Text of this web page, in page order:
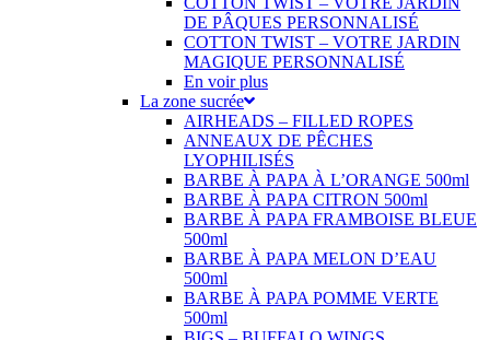
DE PÂQUES PERSONNALISÉ
COTTON TWIST – VOTRE JARDIN
MAGIQUE PERSONNALISÉ
En voir plus
La zone sucrée
AIRHEADS – FILLED ROPES
ANNEAUX DE PÊCHES
LYOPHILISÉS
BARBE À PAPA À L’ORANGE 500ml
BARBE À PAPA CITRON 500ml
BARBE À PAPA FRAMBOISE BLEUE
500ml
BARBE À PAPA MELON D’EAU
500ml
BARBE À PAPA POMME VERTE
500ml